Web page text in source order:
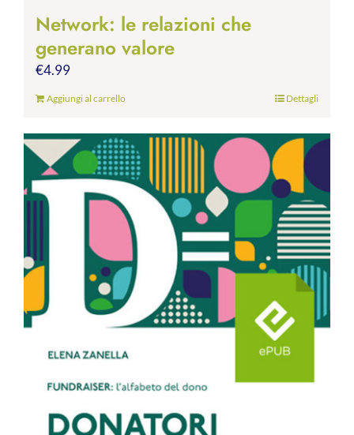
Network: le relazioni che
generano valore
€4.99
Aggiungi al carrello Dettagli